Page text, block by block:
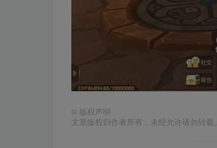
© 版权声明
文章版权归作者所有，未经允许请勿转载。